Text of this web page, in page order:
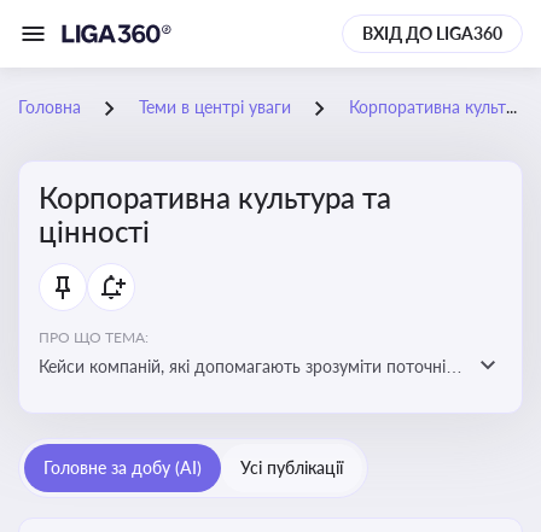
ВХІД ДО LIGA360
Головна Теми в центрі уваги Корпоративна культура та цінності
Корпоративна культура та
цінності
ПРО ЩО ТЕМА:
Кейси компаній, які допомагають зрозуміти поточні
бізнес-середовища
Головне за добу (AI) Усі публікації